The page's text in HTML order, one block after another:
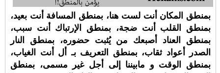
بمنطق المكان أنت لست هنا، بمنطق المسافة أنت بعيد،
بمنطق القلب أنت ضجة، بمنطق الإرتباك أنت سبب،
بمنطق العناد أصبعك من يُثبت حضوره، بمنطق النار
الصدر أعواد ثقاب، بمنطق التعريف بـ أل أنت الغياب،
بمنطق الوقت و مابيننا إلى أجل غير مسمى، بمنطق